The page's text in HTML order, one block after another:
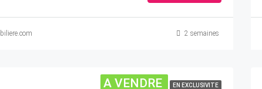
2 semaines
A VENDRE EN EXCLUSIVITE